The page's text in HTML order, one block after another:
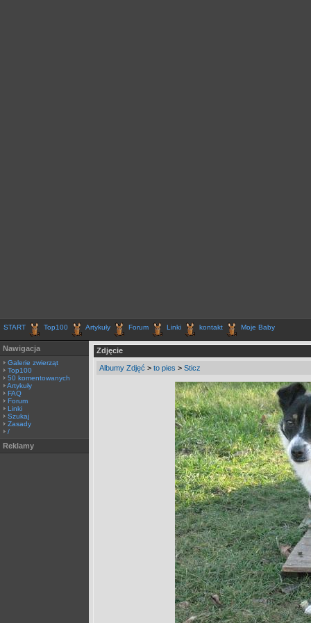
START Top100 Artykuły Forum Linki kontakt Moje Baby
Nawigacja
Galerie zwierząt
Top100
50 komentowanych
Artykuły
FAQ
Forum
Linki
Szukaj
Zasady
/
Reklamy
Zdjęcie
Albumy Zdjęć > to pies > Sticz